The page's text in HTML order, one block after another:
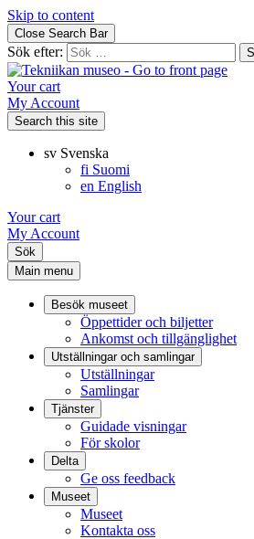
Skip to content
Close Search Bar
Sök efter:
Your cart
My Account
Search this site
sv Svenska
fi Suomi
en English
Your cart
My Account
Sök
Main menu
Besök museet
Öppettider och biljetter
Ankomst och tillgänglighet
Utställningar och samlingar
Utställningar
Samlingar
Tjänster
Guidade visningar
För skolor
Delta
Ge oss feedback
Museet
Museet
Kontakta oss